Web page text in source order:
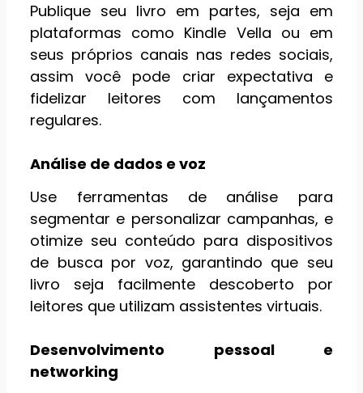
Publique seu livro em partes, seja em
plataformas como Kindle Vella ou em
seus próprios canais nas redes sociais,
assim você pode criar expectativa e
fidelizar leitores com lançamentos
regulares.
Análise de dados e voz
Use ferramentas de análise para
segmentar e personalizar campanhas, e
otimize seu conteúdo para dispositivos
de busca por voz, garantindo que seu
livro seja facilmente descoberto por
leitores que utilizam assistentes virtuais.
Desenvolvimento pessoal e
networking